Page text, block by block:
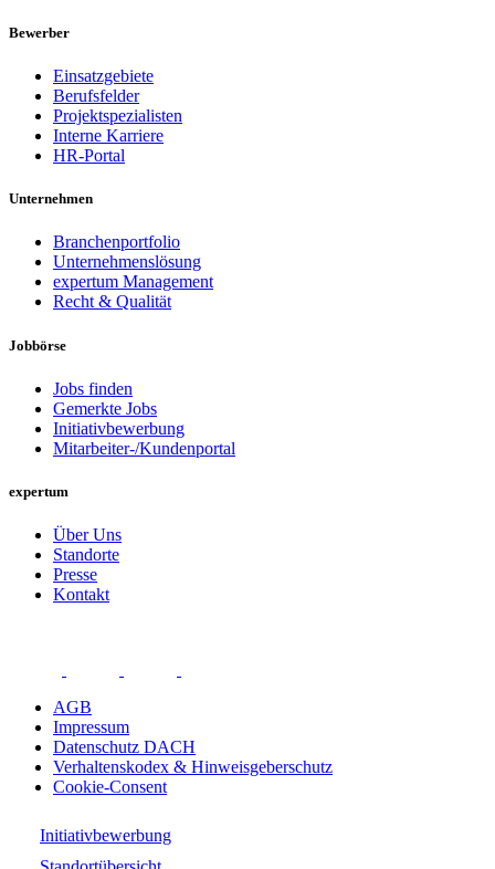
Bewerber
Einsatzgebiete
Berufsfelder
Projektspezialisten
Interne Karriere
HR-Portal
Unternehmen
Branchenportfolio
Unternehmenslösung
expertum Management
Recht & Qualität
Jobbörse
Jobs finden
Gemerkte Jobs
Initiativbewerbung
Mitarbeiter-/Kundenportal
expertum
Über Uns
Standorte
Presse
Kontakt
AGB
Impressum
Datenschutz DACH
Verhaltenskodex & Hinweisgeberschutz
Cookie-Consent
Initiativbewerbung